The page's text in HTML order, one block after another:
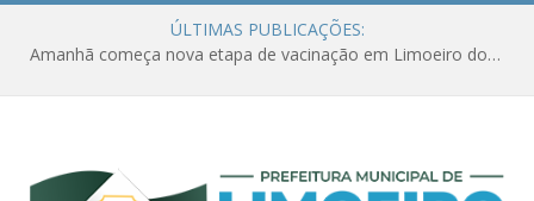
ÚLTIMAS PUBLICAÇÕES:
Amanhã começa nova etapa de vacinação em Limoeiro do Ajuru para idosos com 65 ou mais